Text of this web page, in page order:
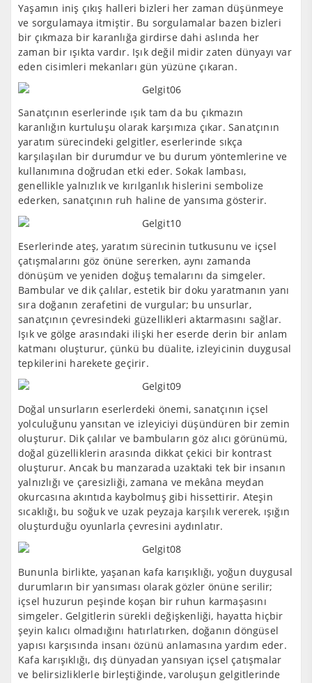
Yaşamın iniş çıkış halleri bizleri her zaman düşünmeye
ve sorgulamaya itmiştir. Bu sorgulamalar bazen bizleri
bir çıkmaza bir karanlığa girdirse dahi aslında her
zaman bir ışıkta vardır. Işık değil midir zaten dünyayı var
eden cisimleri mekanları gün yüzüne çıkaran.
Sanatçının eserlerinde ışık tam da bu çıkmazın
karanlığın kurtuluşu olarak karşımıza çıkar. Sanatçının
yaratım sürecindeki gelgitler, eserlerinde sıkça
karşılaşılan bir durumdur ve bu durum yöntemlerine ve
kullanımına doğrudan etki eder. Sokak lambası,
genellikle yalnızlık ve kırılganlık hislerini sembolize
ederken, sanatçının ruh haline de yansıma gösterir.
Eserlerinde ateş, yaratım sürecinin tutkusunu ve içsel
çatışmalarını göz önüne sererken, aynı zamanda
dönüşüm ve yeniden doğuş temalarını da simgeler.
Bambular ve dik çalılar, estetik bir doku yaratmanın yanı
sıra doğanın zerafetini de vurgular; bu unsurlar,
sanatçının çevresindeki güzellikleri aktarmasını sağlar.
Işık ve gölge arasındaki ilişki her eserde derin bir anlam
katmanı oluşturur, çünkü bu düalite, izleyicinin duygusal
tepkilerini harekete geçirir.
Doğal unsurların eserlerdeki önemi, sanatçının içsel
yolculuğunu yansıtan ve izleyiciyi düşündüren bir zemin
oluşturur. Dik çalılar ve bambuların göz alıcı görünümü,
doğal güzelliklerin arasında dikkat çekici bir kontrast
oluşturur. Ancak bu manzarada uzaktaki tek bir insanın
yalnızlığı ve çaresizliği, zamana ve mekâna meydan
okurcasına akıntıda kaybolmuş gibi hissettirir. Ateşin
sıcaklığı, bu soğuk ve uzak peyzaja karşılık vererek, ışığın
oluşturduğu oyunlarla çevresini aydınlatır.
Bununla birlikte, yaşanan kafa karışıklığı, yoğun duygusal
durumların bir yansıması olarak gözler önüne serilir;
içsel huzurun peşinde koşan bir ruhun karmaşasını
simgeler. Gelgitlerin sürekli değişkenliği, hayatta hiçbir
şeyin kalıcı olmadığını hatırlatırken, doğanın döngüsel
yapısı karşısında insanı özünü anlamasına yardım eder.
Kafa karışıklığı, dış dünyadan yansıyan içsel çatışmalar
ve belirsizliklerle birleştiğinde, varoluşun gelgitlerinde